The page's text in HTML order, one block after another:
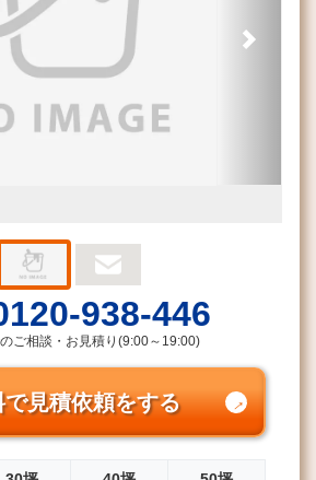
Next
938-446
ご相談・お見積り(9:00～19:00)
で見積依頼をする